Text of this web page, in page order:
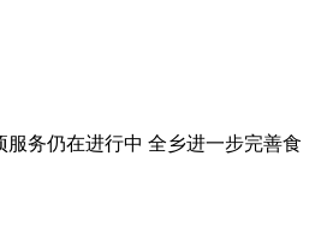
务仍在进行中 全乡进一步完善食